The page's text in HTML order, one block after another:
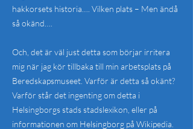
hakkorsets historia…. Vilken plats – Men ändå
så okänd….
Och, det är väl just detta som börjar irritera
mig när jag kör tillbaka till min arbetsplats på
Beredskapsmuseet. Varför är detta så okänt?
Varför står det ingenting om detta i
Helsingborgs stads stadslexikon, eller på
informationen om Helsingborg på Wikipedia.